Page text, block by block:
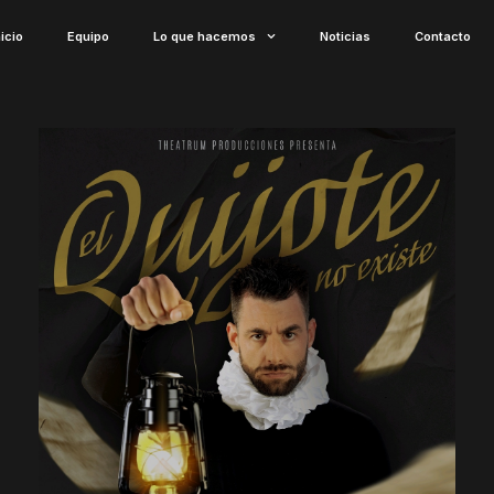
Equipo Lo que hacemos Noticias Contacto